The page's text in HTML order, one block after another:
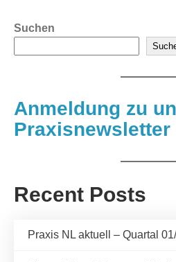
Suchen
Anmeldung zu
Praxisnewsletter
Recent Posts
Praxis NL aktuell – Quartal